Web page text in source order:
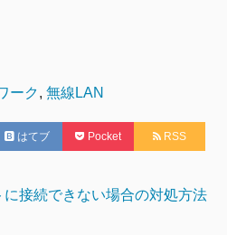
ーク, 無線LAN
はてブ Pocket RSS
接続できない場合の対処方法